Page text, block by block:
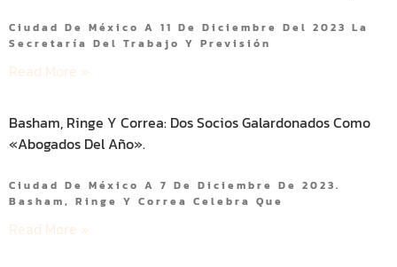
Ciudad De México A 11 De Diciembre Del 2023 La
Secretaría Del Trabajo Y Previsión
Read More »
Basham, Ringe Y Correa: Dos Socios Galardonados Como
«Abogados Del Año».
Ciudad De México A 7 De Diciembre De 2023.
Basham, Ringe Y Correa Celebra Que
Read More »